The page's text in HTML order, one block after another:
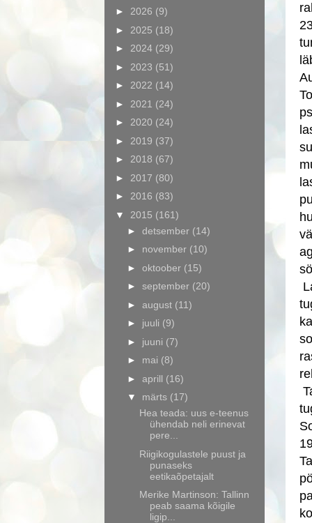
► 2026 (9)
► 2025 (18)
► 2024 (29)
► 2023 (51)
► 2022 (14)
► 2021 (24)
► 2020 (24)
► 2019 (37)
► 2018 (67)
► 2017 (80)
► 2016 (83)
▼ 2015 (161)
► detsember (14)
► november (10)
► oktoober (15)
► september (20)
► august (11)
► juuli (9)
► juuni (7)
► mai (8)
► aprill (16)
▼ märts (17)
Hea teada: uus e-teenus
ühendab neli erinevat
pere...
Riigikogulastele puust ja
punaseks
eetikaõpetajalt
Merike Martinson: Tallinn
peab saama kõigile
ligip...